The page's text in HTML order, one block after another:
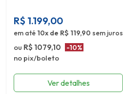
R$ 1.199,00
em até 10x de R$ 119,90 sem juros
ou R$ 1079,10 -10%
no pix/boleto
Ver detalhes